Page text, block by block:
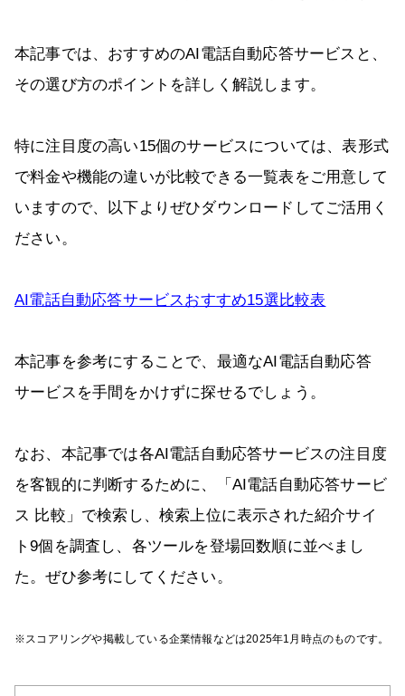
本記事では、おすすめのAI電話自動応答サービスと、
その選び方のポイントを詳しく解説します。
特に注目度の高い15個のサービスについては、表形式
で料金や機能の違いが比較できる一覧表をご用意して
いますので、以下よりぜひダウンロードしてご活用く
ださい。
AI電話自動応答サービスおすすめ15選比較表
本記事を参考にすることで、最適なAI電話自動応答
サービスを手間をかけずに探せるでしょう。
なお、本記事では各AI電話自動応答サービスの注目度
を客観的に判断するために、「AI電話自動応答サービ
ス 比較」で検索し、検索上位に表示された紹介サイ
ト9個を調査し、各ツールを登場回数順に並べまし
た。ぜひ参考にしてください。
※スコアリングや掲載している企業情報などは2025年1月時点のものです。